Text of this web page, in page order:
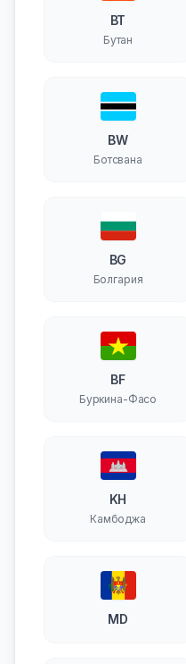
BT
Бутан
BW
Ботсвана
BG
Болгария
BF
Буркина-Фасо
KH
Камбоджа
MD